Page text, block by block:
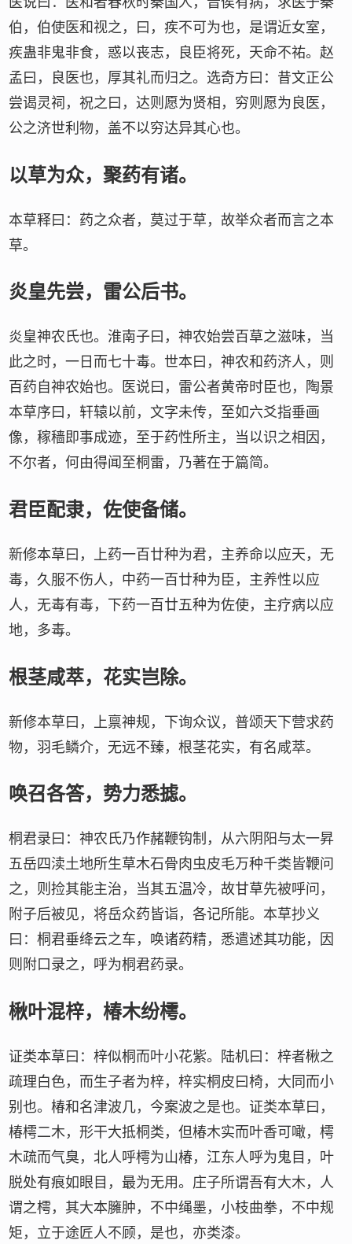
伯，伯使医和视之，曰，疾不可为也，是谓近女室，
疾蛊非鬼非食，惑以丧志，良臣将死，天命不祐。赵
孟曰，良医也，厚其礼而归之。选奇方曰：昔文正公
尝谒灵祠，祝之曰，达则愿为贤相，穷则愿为良医，
公之济世利物，盖不以穷达异其心也。
以草为众，聚药有诸。
本草释曰：药之众者，莫过于草，故举众者而言之本
草。
炎皇先尝，雷公后书。
炎皇神农氏也。淮南子曰，神农始尝百草之滋味，当
此之时，一日而七十毒。世本曰，神农和药济人，则
百药自神农始也。医说曰，雷公者黄帝时臣也，陶景
本草序曰，轩辕以前，文字未传，至如六爻指垂画
像，稼穑即事成迹，至于药性所主，当以识之相因，
不尔者，何由得闻至桐雷，乃著在于篇简。
君臣配隶，佐使备储。
新修本草曰，上药一百廿种为君，主养命以应天，无
毒，久服不伤人，中药一百廿种为臣，主养性以应
人，无毒有毒，下药一百廿五种为佐使，主疗病以应
地，多毒。
根茎咸萃，花实岂除。
新修本草曰，上禀神规，下询众议，普颂天下营求药
物，羽毛鳞介，无远不臻，根茎花实，有名咸萃。
唤召各答，势力悉摅。
桐君录曰：神农氏乃作赭鞭钩制，从六阴阳与太一昇
五岳四渎土地所生草木石骨肉虫皮毛万种千类皆鞭问
之，则捡其能主治，当其五温冷，故甘草先被呼问，
附子后被见，将岳众药皆诣，各记所能。本草抄义
曰：桐君垂绛云之车，唤诸药精，悉遣述其功能，因
则附口录之，呼为桐君药录。
楸叶混梓，椿木纷樗。
证类本草曰：梓似桐而叶小花紫。陆机曰：梓者楸之
疏理白色，而生子者为梓，梓实桐皮曰椅，大同而小
别也。椿和名津波几，今案波之是也。证类本草曰，
椿樗二木，形干大抵桐类，但椿木实而叶香可噉，樗
木疏而气臭，北人呼樗为山椿，江东人呼为鬼目，叶
脱处有痕如眼目，最为无用。庄子所谓吾有大木，人
谓之樗，其大本臃肿，不中绳墨，小枝曲拳，不中规
矩，立于途匠人不顾，是也，亦类漆。